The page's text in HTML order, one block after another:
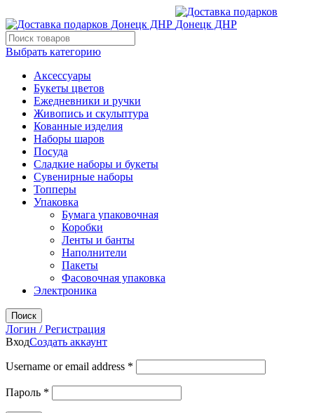
Выбрать категорию
Аксессуары
Букеты цветов
Ежедневники и ручки
Живопись и скульптура
Кованные изделия
Наборы шаров
Посуда
Сладкие наборы и букеты
Сувенирные наборы
Топперы
Упаковка
Бумага упаковочная
Коробки
Ленты и банты
Наполнители
Пакеты
Фасовочная упаковка
Электроника
Поиск
Логин / Регистрация
ВходСоздать аккаунт
Username or email address *
Пароль *